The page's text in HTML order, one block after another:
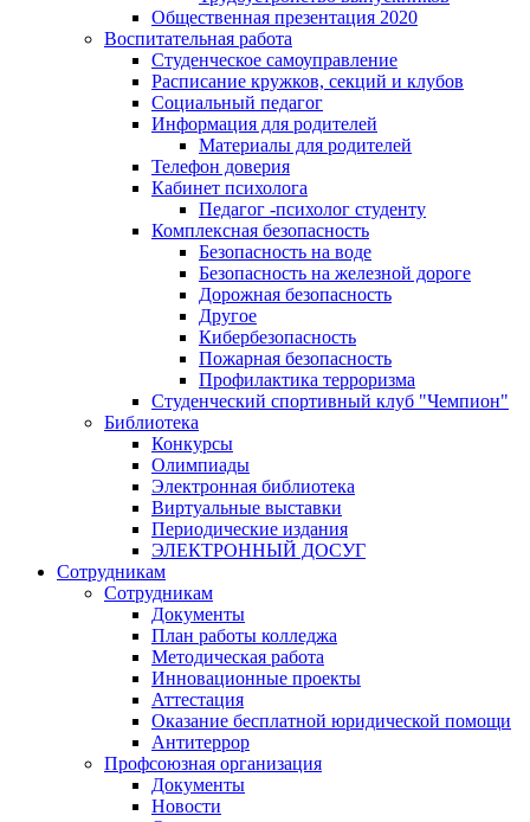
Общественная презентация 2020
Воспитательная работа
Студенческое самоуправление
Расписание кружков, секций и клубов
Социальный педагог
Информация для родителей
Материалы для родителей
Телефон доверия
Кабинет психолога
Педагог -психолог студенту
Комплексная безопасность
Безопасность на воде
Безопасность на железной дороге
Дорожная безопасность
Другое
Кибербезопасность
Пожарная безопасность
Профилактика терроризма
Студенческий спортивный клуб "Чемпион"
Библиотека
Конкурсы
Олимпиады
Электронная библиотека
Виртуальные выставки
Периодические издания
ЭЛЕКТРОННЫЙ ДОСУГ
Сотрудникам
Сотрудникам
Документы
План работы колледжа
Методическая работа
Инновационные проекты
Аттестация
Оказание бесплатной юридической помощи
Антитеррор
Профсоюзная организация
Документы
Новости